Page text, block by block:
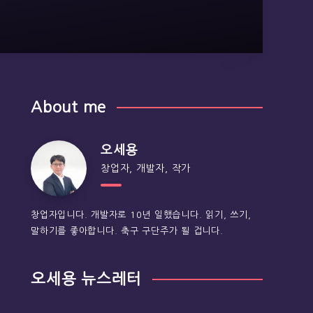
About me
오세용
창업자, 개발자, 작가
창업자입니다. 개발자로 10년 일했습니다. 읽기, 쓰기,
말하기를 좋아합니다. 축구 구단주가 될 겁니다.
오세용 뉴스레터